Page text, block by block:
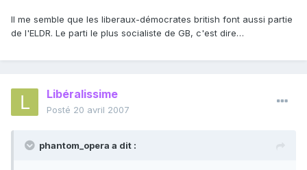
Il me semble que les liberaux-démocrates british font aussi partie
de l'ELDR. Le parti le plus socialiste de GB, c'est dire…
Libéralissime
Posté 20 avril 2007
phantom_opera a dit :